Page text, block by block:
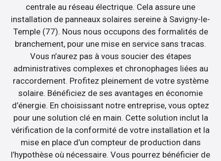
centrale au réseau électrique. Cela assure une
installation de panneaux solaires sereine à Savigny-le-
Temple (77). Nous nous occupons des formalités de
branchement, pour une mise en service sans tracas.
Vous n’aurez pas à vous soucier des étapes
administratives complexes et chronophages liées au
raccordement. Profitez pleinement de votre système
solaire. Bénéficiez de ses avantages en économie
d’énergie. En choisissant notre entreprise, vous optez
pour une solution clé en main. Cette solution inclut la
vérification de la conformité de votre installation et la
mise en place d’un compteur de production dans
l’hypothèse où nécessaire. Vous pourrez bénéficier de